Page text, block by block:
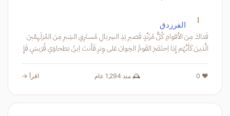
ا الفرزدق
فَداكَ مِنَ الأَقوامِ كُلُّ مُزَنَّدٍ قَصيرِ يَدِ السِربالِ مُستَرِقِ الشِبرِ مِنَ المُزلَهِمّينَ
الَّذينَ كَأَنَّهُم إِذا اِحتَضَرَ القَومُ الخِوانَ عَلى وِترِ فَأَنتَ اِبنُ بَطحاوَي قُرَيشٍ فَإِ
❤️ 0 🕰️ منذ 1,294 عام اقرأ →